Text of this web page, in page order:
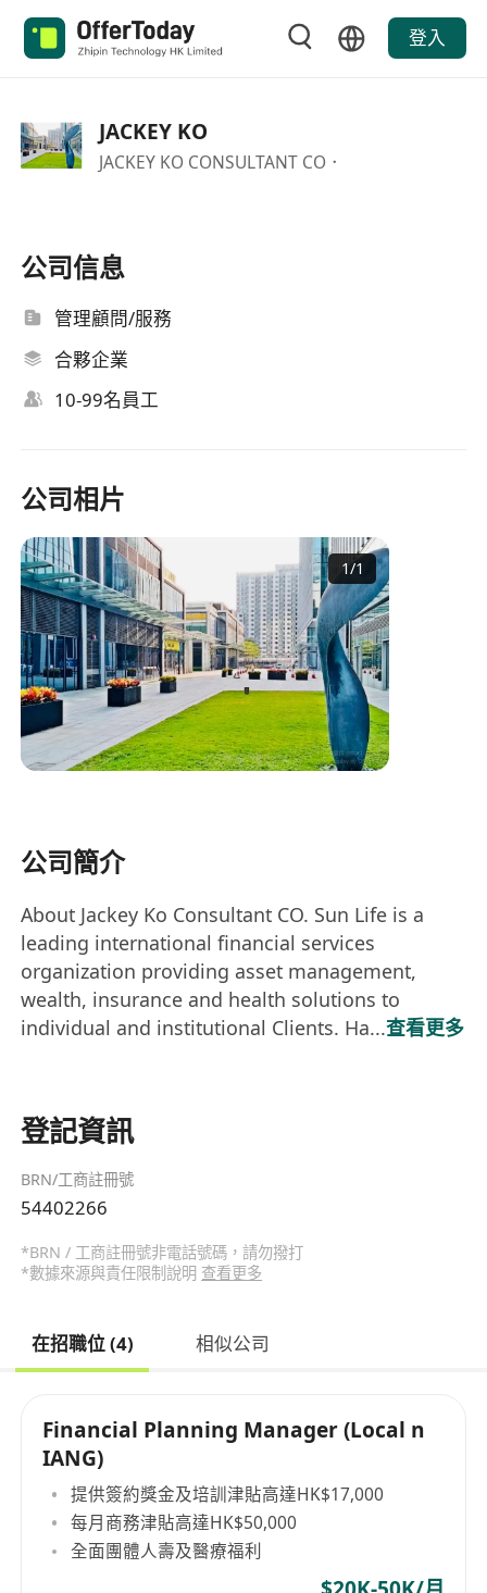
登入
JACKEY KO
JACKEY KO CONSULTANT CO．
公司信息
管理顧問/服務
合夥企業
10-99名員工
公司相片
1/1
公司簡介
About Jackey Ko Consultant CO. Sun Life is a
leading international financial services
organization providing asset management,
wealth, insurance and health solutions to
individual and institutional Clients. Ha...查看更多
登記資訊
BRN/工商註冊號
54402266
*BRN / 工商註冊號非電話號碼，請勿撥打
*數據來源與責任限制說明 查看更多
在招職位 (4) 相似公司
Financial Planning Manager (Local n
IANG)
提供簽約獎金及培訓津貼高達HK$17,000
每月商務津貼高達HK$50,000
全面團體人壽及醫療福利